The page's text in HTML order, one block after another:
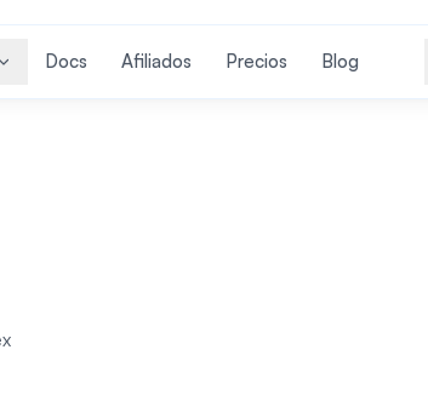
Docs Afiliados Precios Blog